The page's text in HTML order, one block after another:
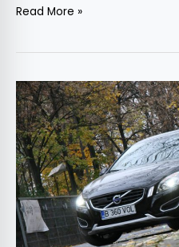
Read More »
Volvo
V60
D3
163
CP